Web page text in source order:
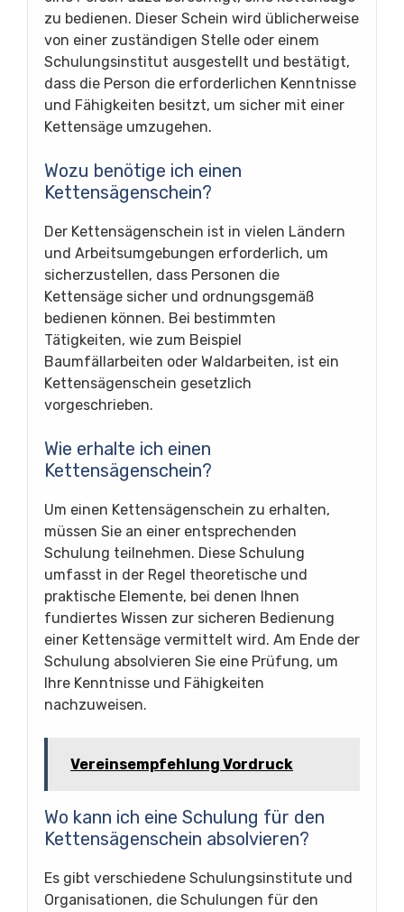
zu bedienen. Dieser Schein wird üblicherweise
von einer zuständigen Stelle oder einem
Schulungsinstitut ausgestellt und bestätigt,
dass die Person die erforderlichen Kenntnisse
und Fähigkeiten besitzt, um sicher mit einer
Kettensäge umzugehen.
Wozu benötige ich einen
Kettensägenschein?
Der Kettensägenschein ist in vielen Ländern
und Arbeitsumgebungen erforderlich, um
sicherzustellen, dass Personen die
Kettensäge sicher und ordnungsgemäß
bedienen können. Bei bestimmten
Tätigkeiten, wie zum Beispiel
Baumfällarbeiten oder Waldarbeiten, ist ein
Kettensägenschein gesetzlich
vorgeschrieben.
Wie erhalte ich einen
Kettensägenschein?
Um einen Kettensägenschein zu erhalten,
müssen Sie an einer entsprechenden
Schulung teilnehmen. Diese Schulung
umfasst in der Regel theoretische und
praktische Elemente, bei denen Ihnen
fundiertes Wissen zur sicheren Bedienung
einer Kettensäge vermittelt wird. Am Ende der
Schulung absolvieren Sie eine Prüfung, um
Ihre Kenntnisse und Fähigkeiten
nachzuweisen.
Vereinsempfehlung Vordruck
Wo kann ich eine Schulung für den
Kettensägenschein absolvieren?
Es gibt verschiedene Schulungsinstitute und
Organisationen, die Schulungen für den